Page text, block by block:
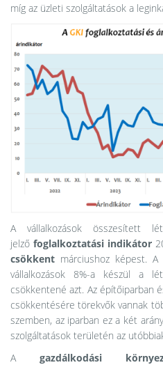
míg az üzleti szolgáltatások a
A vállalkozások összesített
jelző foglalkoztatási indikátor
csökkent márciushoz képest.
vállalkozások 8%-a készül a
csökkentené azt. Az építőiparban
csökkentésére törekvők vannak
szemben, az iparban ez a két
szolgáltatások területén az
A gazdálkodási